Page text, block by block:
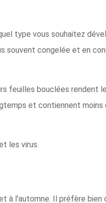
type vous souhaitez
souvent congelée et en
feuilles bouclées rendent
et contiennent moins
les virus.
à l'automne. Il préfère bien